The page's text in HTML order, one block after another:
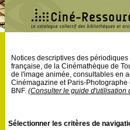
Notices descriptives des
française, de la Cinémathèque de
de l'image animée, consultables en
Cinémagazine et Paris-
BNF. (Consulter le guide d'utilisation
Sélectionner les critères de